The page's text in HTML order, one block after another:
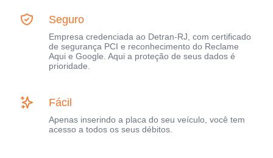
Seguro
Empresa credenciada ao Detran-RJ, com certificado
de segurança PCI e reconhecimento do Reclame
Aqui e Google. Aqui a proteção de seus dados é
prioridade.
Fácil
Apenas inserindo a placa do seu veículo, você tem
acesso a todos os seus débitos.